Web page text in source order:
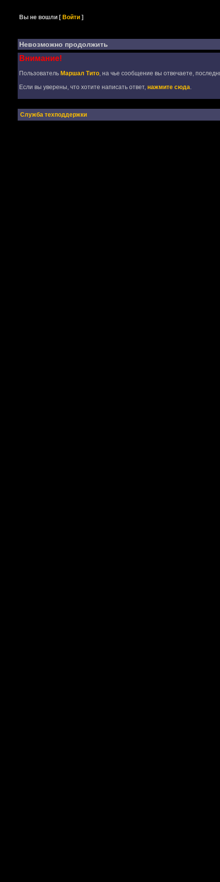
Вы не вошли [Войти ]
Невозможно продолжить
Внимание!
Пользователь Маршал Тито, на чье сообщение вы отвечаете,
Если вы уверены, что хотите написать ответ, нажмите сюда.
Служба техподдержки